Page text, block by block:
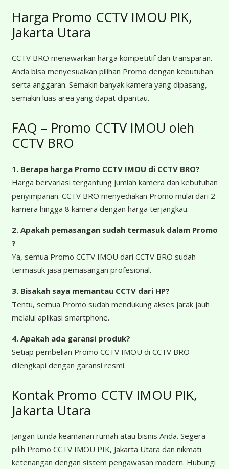
Harga Promo CCTV IMOU PIK,
Jakarta Utara
CCTV BRO menawarkan harga kompetitif dan transparan.
Anda bisa menyesuaikan pilihan Promo dengan kebutuhan
serta anggaran. Semakin banyak kamera yang dipasang,
semakin luas area yang dapat dipantau.
FAQ – Promo CCTV IMOU oleh
CCTV BRO
1. Berapa harga Promo CCTV IMOU di CCTV BRO?
Harga bervariasi tergantung jumlah kamera dan kebutuhan
penyimpanan. CCTV BRO menyediakan Promo mulai dari 2
kamera hingga 8 kamera dengan harga terjangkau.
2. Apakah pemasangan sudah termasuk dalam Promo
?
Ya, semua Promo CCTV IMOU dari CCTV BRO sudah
termasuk jasa pemasangan profesional.
3. Bisakah saya memantau CCTV dari HP?
Tentu, semua Promo sudah mendukung akses jarak jauh
melalui aplikasi smartphone.
4. Apakah ada garansi produk?
Setiap pembelian Promo CCTV IMOU di CCTV BRO
dilengkapi dengan garansi resmi.
Kontak Promo CCTV IMOU PIK,
Jakarta Utara
Jangan tunda keamanan rumah atau bisnis Anda. Segera
pilih Promo CCTV IMOU PIK, Jakarta Utara dan nikmati
ketenangan dengan sistem pengawasan modern. Hubungi